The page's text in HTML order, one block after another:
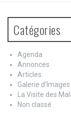
Catégories
Agenda
Annonces
Articles
Galerie d'Images
La Visite des
Non classé